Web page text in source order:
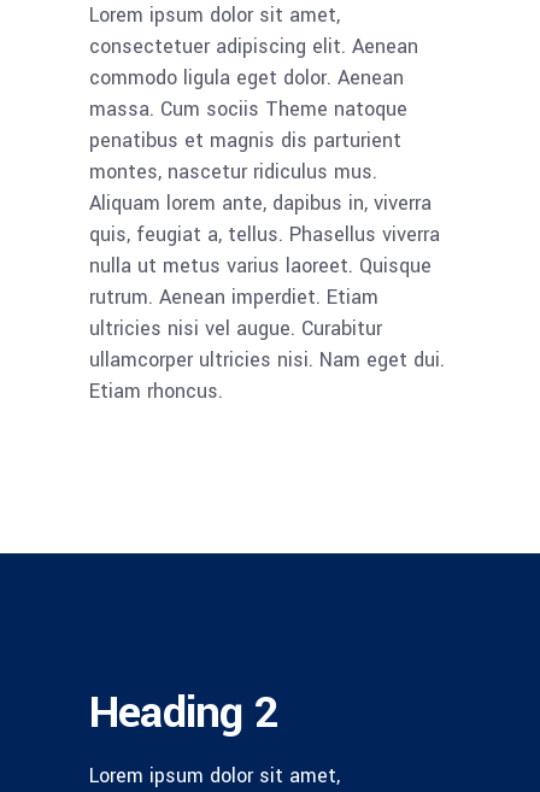
Lorem ipsum dolor sit amet,
consectetuer adipiscing elit. Aenean
commodo ligula eget dolor. Aenean
massa. Cum sociis Theme natoque
penatibus et magnis dis parturient
montes, nascetur ridiculus mus.
Aliquam lorem ante, dapibus in, viverra
quis, feugiat a, tellus. Phasellus viverra
nulla ut metus varius laoreet. Quisque
rutrum. Aenean imperdiet. Etiam
ultricies nisi vel augue. Curabitur
ullamcorper ultricies nisi. Nam eget dui.
Etiam rhoncus.
Heading 2
Lorem ipsum dolor sit amet,